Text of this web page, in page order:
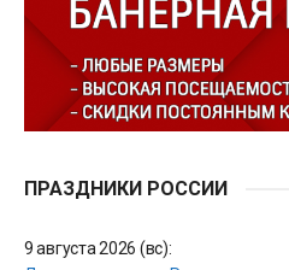
ПРАЗДНИКИ РОССИИ
9 августа 2026 (вс):